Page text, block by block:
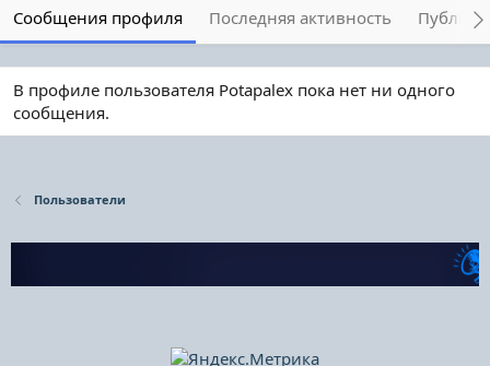
Сообщения профиля Последняя активность
В профиле пользователя Potapalex пока нет ни одного
сообщения.
Пользователи